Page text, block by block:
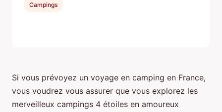
Si vous prévoyez un voyage en camping en France,
vous voudrez vous assurer que vous explorez les
merveilleux campings 4 étoiles en amoureux
Campings